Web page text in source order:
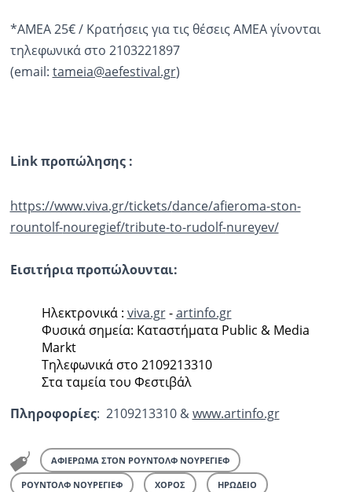
*ΑΜΕΑ 25€ / Κρατήσεις για τις θέσεις ΑΜΕΑ γίνονται
τηλεφωνικά στο 2103221897
(email: tameia@aefestival.gr)
Link προπώλησης :
https://www.viva.gr/tickets/dance/afieroma-ston-
rountolf-nouregief/tribute-to-rudolf-nureyev/
Εισιτήρια προπώλουνται:
Ηλεκτρονικά : viva.gr-artinfo.gr
Φυσικά σημεία: Καταστήματα Public & Media
Markt
Τηλεφωνικά στο 2109213310
Στα ταμεία του Φεστιβάλ
Πληροφορίες: 2109213310 &www.artinfo.gr
ΑΦΙΕΡΩΜΑ ΣΤΟΝ ΡΟΥΝΤΟΛΦ ΝΟΥΡΕΓΙΕΦ
ΡΟΥΝΤΟΛΦ ΝΟΥΡΕΓΙΕΦ ΧΟΡΟΣ ΗΡΩΔΕΙΟ